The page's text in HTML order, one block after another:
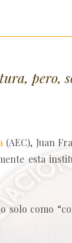
pero,
(AEC), Juan
esta
solo como